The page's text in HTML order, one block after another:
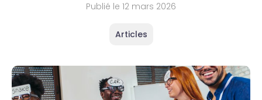
Publié le 12 mars 2026
Articles